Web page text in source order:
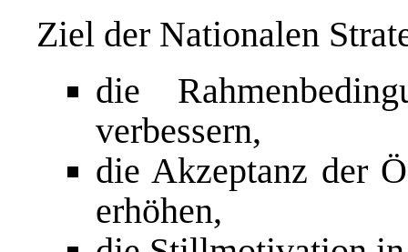
Ziel der Nationalen
die
verbessern,
die Akzeptanz der
erhöhen,